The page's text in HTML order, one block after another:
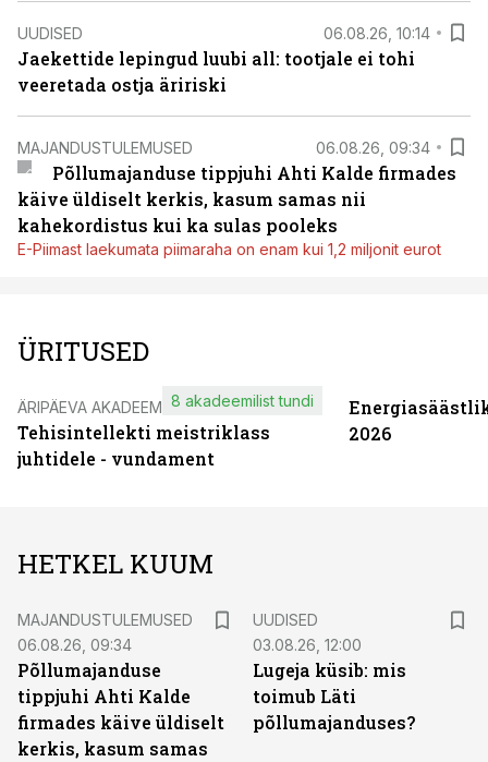
UUDISED 06.08.26, 10:14
Jaekettide lepingud luubi all: tootjale ei tohi
veeretada ostja äririski
MAJANDUSTULEMUSED 06.08.26, 09:34
Põllumajanduse tippjuhi Ahti Kalde firmades
käive üldiselt kerkis, kasum samas nii
kahekordistus kui ka sulas pooleks
E-Piimast laekumata piimaraha on enam kui 1,2 miljonit eurot
ÜRITUSED
ÄRIPÄEVA AKADEEMIA
Tehisintellekti meistriklass
juhtidele - vundament
8 akadeemilist tundi
2026
HETKEL KUUM
MAJANDUSTULEMUSED
06.08.26, 09:34
Põllumajanduse
tippjuhi Ahti Kalde
firmades käive üldiselt
kerkis, kasum samas
UUDISED
03.08.26, 12:00
Lugeja küsib: mis
toimub Läti
põllumajanduses?